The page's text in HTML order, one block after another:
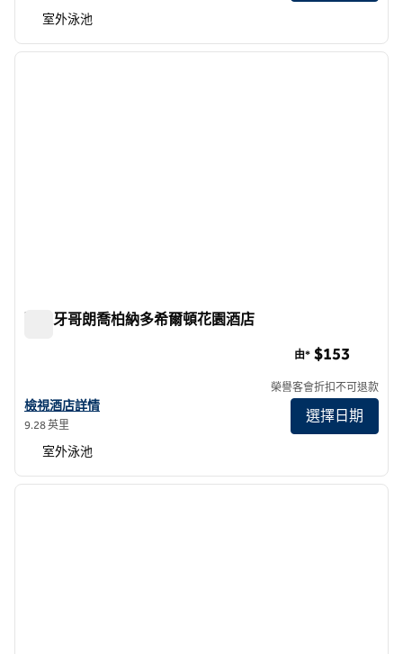
室外泳池
第 1 頁，共 12 頁
下一
聖地牙哥朗喬柏納多希爾頓花園酒店
查看聖地牙哥朗喬伯納多希爾頓花園酒店詳情
檢視酒店詳情
9.28 英里
由* $153
榮譽客會折扣不可退款
選擇日期
室外泳池
第 1 頁，共 12 頁
下一